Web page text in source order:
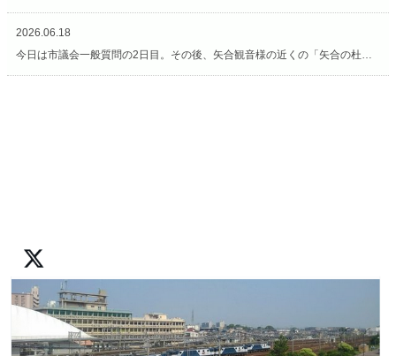
2026.06.18
今日は市議会一般質問の2日目。その後、矢合観音様の近くの「矢合の杜」へ。